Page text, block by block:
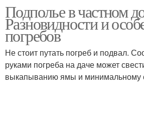
Подполье в частном
Разновидности и
погребов
Не стоит путать погреб и подвал.
руками погреба на даче может
выкапыванию ямы и минимальному